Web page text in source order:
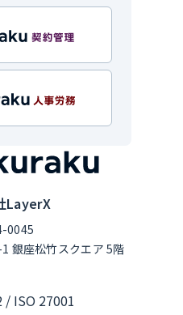
LayerX
0045
銀座松竹スクエア 5階